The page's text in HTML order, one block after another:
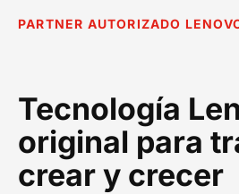
PARTNER AUTORIZADO
Tecnología
original para
crear y crecer